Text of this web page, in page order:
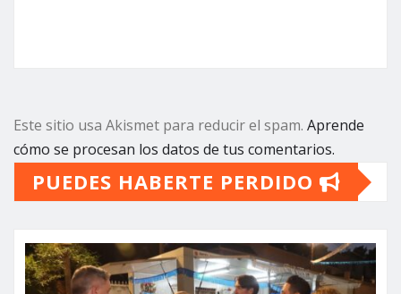
Este sitio usa Akismet para reducir el spam. Aprende
cómo se procesan los datos de tus comentarios.
PUEDES HABERTE PERDIDO